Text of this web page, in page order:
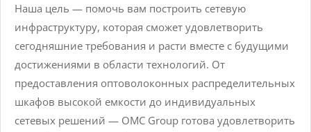
Наша цель — помочь вам построить сетевую
инфраструктуру, которая сможет удовлетворить
сегодняшние требования и расти вместе с будущими
достижениями в области технологий. От
предоставления оптоволоконных распределительных
шкафов высокой емкости до индивидуальных
сетевых решений — OMC Group готова удовлетворить